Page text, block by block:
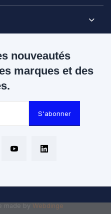
nouveautés
marques et des
S'abonner
made by Webdinge